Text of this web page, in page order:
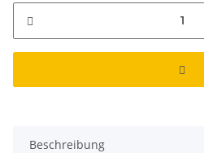
Beschreibung